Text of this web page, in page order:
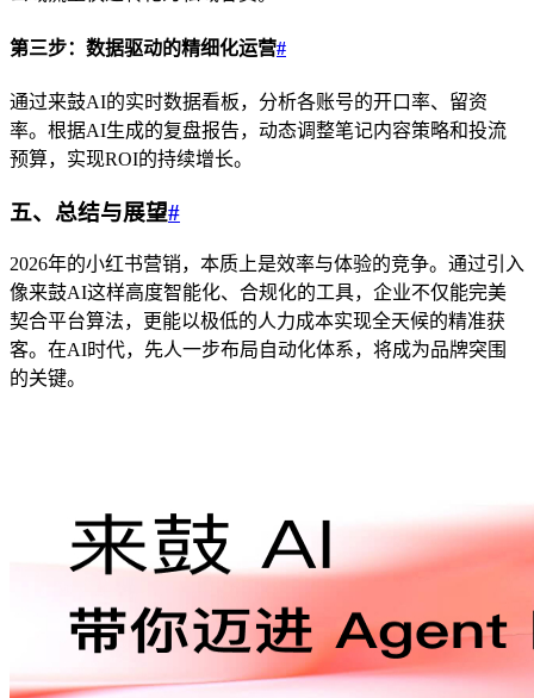
第三步：数据驱动的精细化运营#
通过来鼓AI的实时数据看板，分析各账号的开口率、留资
率。根据AI生成的复盘报告，动态调整笔记内容策略和投流
预算，实现ROI的持续增长。
五、总结与展望#
2026年的小红书营销，本质上是效率与体验的竞争。通过引入
像来鼓AI这样高度智能化、合规化的工具，企业不仅能完美
契合平台算法，更能以极低的人力成本实现全天候的精准获
客。在AI时代，先人一步布局自动化体系，将成为品牌突围
的关键。